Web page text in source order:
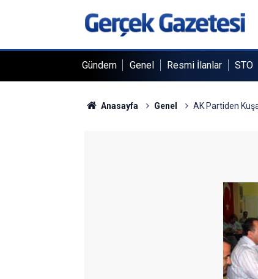
Gündem Genel Resmi İlanlar STO
Anasayfa Genel AK Partiden